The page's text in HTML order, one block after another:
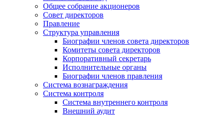
Общее собрание акционеров
Совет директоров
Правление
Структура управления
Биографии членов совета директоров
Комитеты совета директоров
Корпоративный секретарь
Исполнительные органы
Биографии членов правления
Система вознаграждения
Система контроля
Система внутреннего контроля
Внешний аудит